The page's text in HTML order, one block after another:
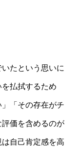
たという思いに
払拭するため
「その存在がチ
価を含めるのが
自己肯定感を高